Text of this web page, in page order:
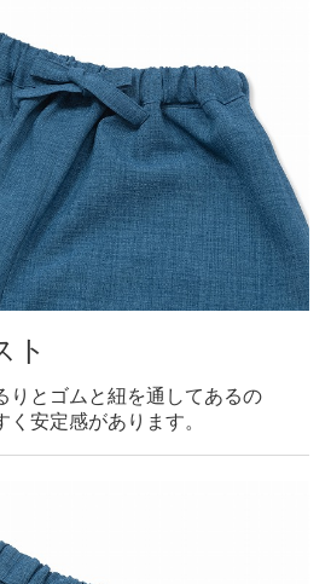
ト
りとゴムと紐を通してあるの
安定感があります。